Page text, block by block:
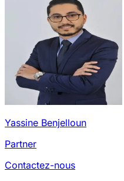
Yassine Benjelloun
Partner
Contactez-nous